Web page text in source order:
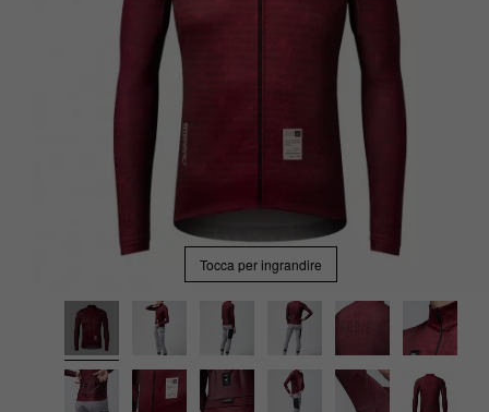
Tocca per ingrandire